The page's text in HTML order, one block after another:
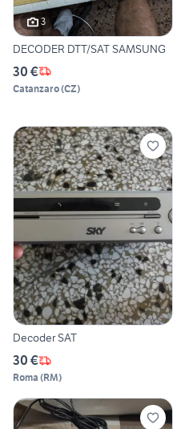
3
DECODER DTT/SAT SAMSUNG
30 €
Catanzaro(CZ)
Decoder SAT
30 €
Roma (RM)